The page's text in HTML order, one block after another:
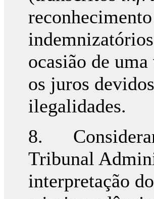
ocasião de
os juros
ilegalidades.
8.
Tribunal
interpretação